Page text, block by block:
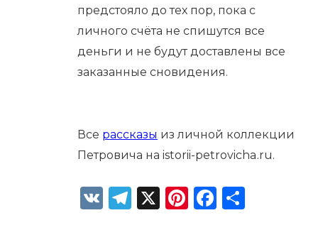
предстояло до тех пор, пока с
личного счёта не спишутся все
деньги и не будут доставлены все
заказанные сновидения.
Все рассказы из личной коллекции
Петровича на istorii-petrovicha.ru.
VK Telegram
X Pinterest